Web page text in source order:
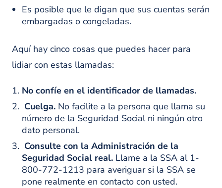
Es posible que le digan que sus cuentas serán
embargadas o congeladas.
Aquí hay cinco cosas que puedes hacer para
lidiar con estas llamadas:
No confíe en el identificador de llamadas.
Cuelga. No facilite a la persona que llama su
número de la Seguridad Social ni ningún otro
dato personal.
Consulte con la Administración de la
Seguridad Social real. Llame a la SSA al 1-
800-772-1213 para averiguar si la SSA se
pone realmente en contacto con usted.